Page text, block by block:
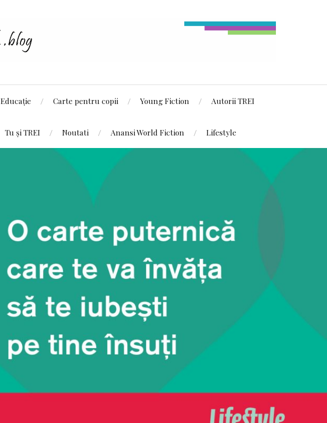
Educație Carte pentru copii Young Fiction Autorii TREI
Tu și TREI Noutati Anansi World Fiction Lifestyle